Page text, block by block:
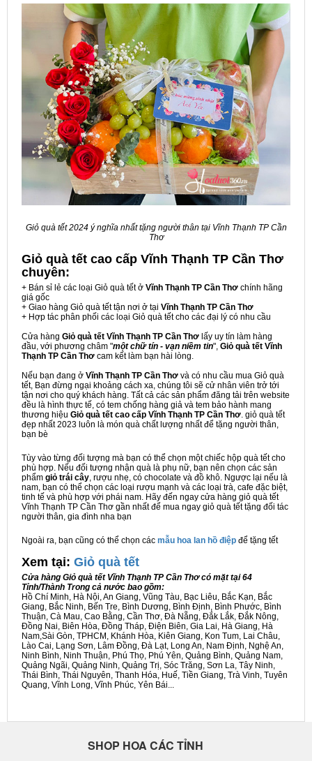
Giỏ quà tết 2024 ý nghĩa nhất tặng người thân tại Vĩnh Thạnh TP Cần
Thơ
Giỏ quà tết cao cấp Vĩnh Thạnh TP Cần Thơ
chuyên:
+ Bán sỉ lẻ các loại Giỏ quà tết ở Vĩnh Thạnh TP Cần Thơ chính hãng
giá gốc
+ Giao hàng Giỏ quà tết tận nơi ở tại Vĩnh Thạnh TP Cần Thơ
+ Hợp tác phân phối các loại Giỏ quà tết cho các đại lý có nhu cầu
Cửa hàng Giỏ quà tết Vĩnh Thạnh TP Cần Thơ lấy uy tín làm hàng
đầu, với phương châm "một chữ tín - vạn niềm tin", Giỏ quà tết Vĩnh
Thạnh TP Cần Thơ cam kết làm bạn hài lòng.
Nếu bạn đang ở Vĩnh Thạnh TP Cần Thơ và có nhu cầu mua Giỏ quà
tết, Bạn đừng ngại khoảng cách xa, chúng tôi sẽ cử nhân viên trở tới
tận nơi cho quý khách hàng. Tất cả các sản phẩm đăng tải trên website
đều là hình thực tế, có tem chống hàng giả và tem bảo hành mang
thương hiệu Giỏ quà tết cao cấp Vĩnh Thạnh TP Cần Thơ. giỏ quà tết
đẹp nhất 2023 luôn là món quà chất lượng nhất để tặng người thân,
bạn bè
Tùy vào từng đối tượng mà bạn có thể chọn một chiếc hộp quà tết cho
phù hợp. Nếu đối tượng nhận quà là phụ nữ, bạn nên chọn các sản
phẩm giỏ trái cây, rượu nhẹ, có chocolate và đồ khô. Ngược lại nếu là
nam, bạn có thể chọn các loại rượu mạnh và các loại trà, cafe đặc biệt,
tinh tế và phù hợp với phái nam. Hãy đến ngay cửa hàng giỏ quà tết
Vĩnh Thạnh TP Cần Thơ gần nhất để mua ngay giỏ quà tết tặng đối tác
người thân, gia đình nha bạn
Ngoài ra, bạn cũng có thể chọn các mẫu hoa lan hồ điệp để tặng tết
Xem tại: Giỏ quà tết
Cửa hàng Giỏ quà tết Vĩnh Thạnh TP Cần Thơ có mặt tại 64
Tỉnh/Thành Trong cả nước bao gồm:
Hồ Chí Minh, Hà Nội, An Giang, Vũng Tàu, Bạc Liêu, Bắc Kạn, Bắc
Giang, Bắc Ninh, Bến Tre, Bình Dương, Bình Định, Bình Phước, Bình
Thuận, Cà Mau, Cao Bằng, Cần Thơ, Đà Nẵng, Đắk Lắk, Đắk Nông,
Đồng Nai, Biên Hòa, Đồng Tháp, Điện Biên, Gia Lai, Hà Giang, Hà
Nam,Sài Gòn, TPHCM, Khánh Hòa, Kiên Giang, Kon Tum, Lai Châu,
Lào Cai, Lạng Sơn, Lâm Đồng, Đà Lạt, Long An, Nam Định, Nghệ An,
Ninh Bình, Ninh Thuận, Phú Thọ, Phú Yên, Quảng Bình, Quảng Nam,
Quảng Ngãi, Quảng Ninh, Quảng Trị, Sóc Trăng, Sơn La, Tây Ninh,
Thái Bình, Thái Nguyên, Thanh Hóa, Huế, Tiền Giang, Trà Vinh, Tuyên
Quang, Vĩnh Long, Vĩnh Phúc, Yên Bái...
SHOP HOA CÁC TỈNH